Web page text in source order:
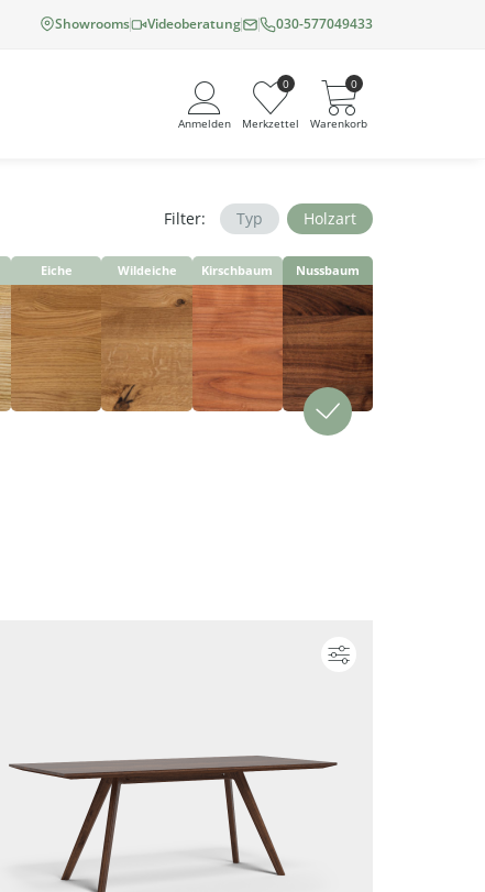
Showrooms Videoberatung 030-577049433
Anmelden
Angemeldet bleiben
Passwort vergessen?
Neuer Kunde? Jetzt registrieren
0
Merkzettel
0
Warenkorb
Filter: Typ Holzart
Eiche Wildeiche Kirschbaum Nussbaum